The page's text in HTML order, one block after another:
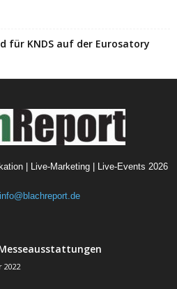
für KNDS auf der Eurosatory
| Live-Marketing | Live-Events 2026
info@blachreport.de
2022